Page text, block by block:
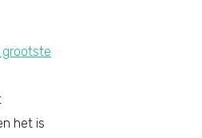
grootste
het is